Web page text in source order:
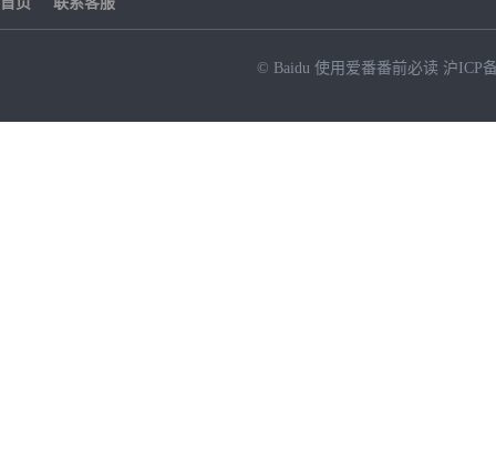
© Baidu 使用爱番番前必读 沪ICP